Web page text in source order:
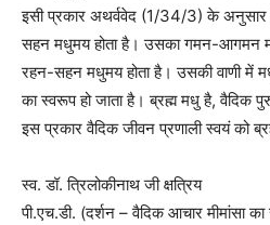
इसी प्रकार अथर्ववेद (1/34/3) के
सहन मधुमय होता है। उसका गमन-आगमन
रहन-सहन मधुमय होता है। उसकी वाणी में
का स्वरूप हो जाता है। ब्रह्म मधु है, वैदिक
इस प्रकार वैदिक जीवन प्रणाली स्वयं को
स्व. डॉ. त्रिलोकीनाथ जी क्षत्रिय
पी.एच.डी. (दर्शन – वैदिक आचार मीमांसा